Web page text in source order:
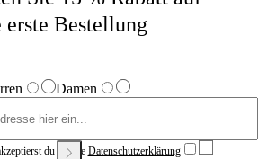
erste Bestellung
Damen
du unsere Datenschutzerklärung